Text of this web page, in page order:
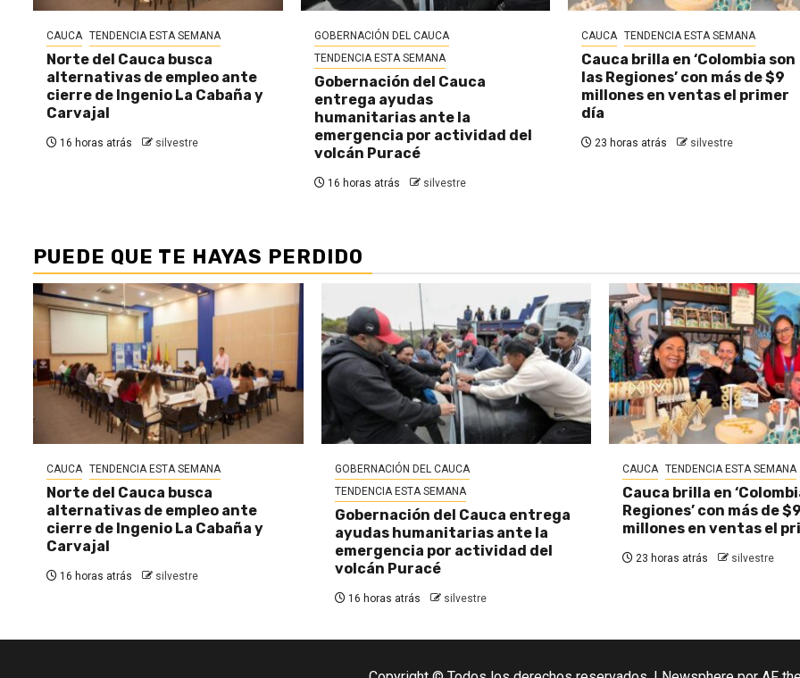
CAUCA TENDENCIA ESTA SEMANA
Norte del Cauca busca
alternativas de empleo ante
cierre de Ingenio La Cabaña y
Carvajal
16 horas atrás silvestre
GOBERNACIÓN DEL CAUCA
TENDENCIA ESTA SEMANA
Gobernación del Cauca
entrega ayudas
humanitarias ante la
emergencia por actividad del
volcán Puracé
16 horas atrás silvestre
CAUCA TENDENCIA ESTA SEMANA
Cauca brilla en ‘Colombia son
las Regiones’ con más de $9
millones en ventas el primer
día
23 horas atrás silvestre
PUEDE QUE TE HAYAS PERDIDO
CAUCA TENDENCIA ESTA SEMANA
Norte del Cauca busca
alternativas de empleo ante
cierre de Ingenio La Cabaña y
Carvajal
16 horas atrás silvestre
GOBERNACIÓN DEL CAUCA
TENDENCIA ESTA SEMANA
Gobernación del Cauca entrega
ayudas humanitarias ante la
emergencia por actividad del
volcán Puracé
16 horas atrás silvestre
CAUCA TENDENCIA ESTA SEMANA
Cauca brilla en
Regiones’ con más de
millones en ventas el
23 horas atrás silvestre